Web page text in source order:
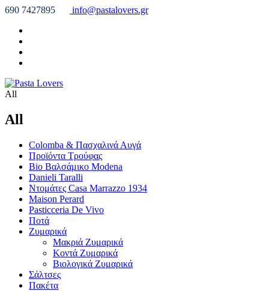
690 7427895 info@pastalovers.gr
All
All
Colomba & Πασχαλινά Αυγά
Προϊόντα Τρούφας
Bio Βαλσάμικο Modena
Danieli Taralli
Ντομάτες Casa Marrazzo 1934
Maison Perard
Pasticceria De Vivo
Ποτά
Ζυμαρικά
Μακριά Ζυμαρικά
Κοντά Ζυμαρικά
Βιολογικά Ζυμαρικά
Σάλτσες
Πακέτα